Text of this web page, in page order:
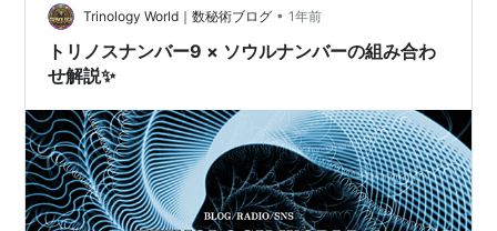
からは、毎日のように「スー…
Trinology World｜数秘術ブログ • 1年前
トリノスナンバー9 × ソウルナンバーの組み合わ
せ解説✨️